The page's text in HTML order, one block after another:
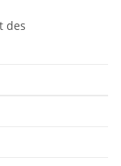
des